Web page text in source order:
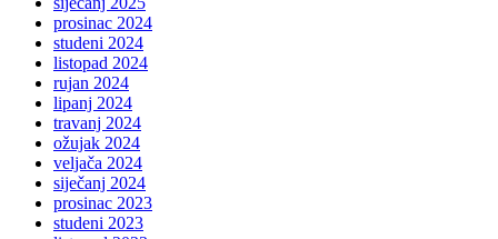
prosinac 2024
studeni 2024
listopad 2024
rujan 2024
lipanj 2024
travanj 2024
ožujak 2024
veljača 2024
siječanj 2024
prosinac 2023
studeni 2023